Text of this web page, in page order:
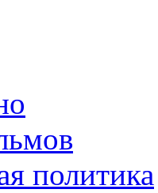
политика